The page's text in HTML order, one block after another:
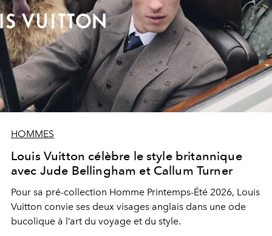
HOMMES
Louis Vuitton célèbre le style britannique
avec Jude Bellingham et Callum Turner
Pour sa pré-collection Homme Printemps-Été 2026, Louis
Vuitton convie ses deux visages anglais dans une ode
bucolique à l’art du voyage et du style.